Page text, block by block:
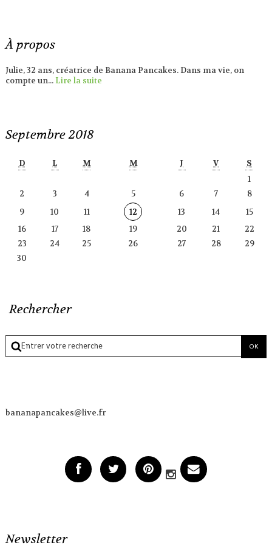
À propos
Julie, 32 ans, créatrice de Banana Pancakes. Dans ma vie, on
compte un...Lire la suite
Septembre 2018
D L M M J V
S
1
2
3 4 5 6 7
8
9
10 11 12 13 14
15
16
17 18 19 20 21
22
23
24 25 26 27 28
29
30
Rechercher
bananapancakes@live.fr
Newsletter